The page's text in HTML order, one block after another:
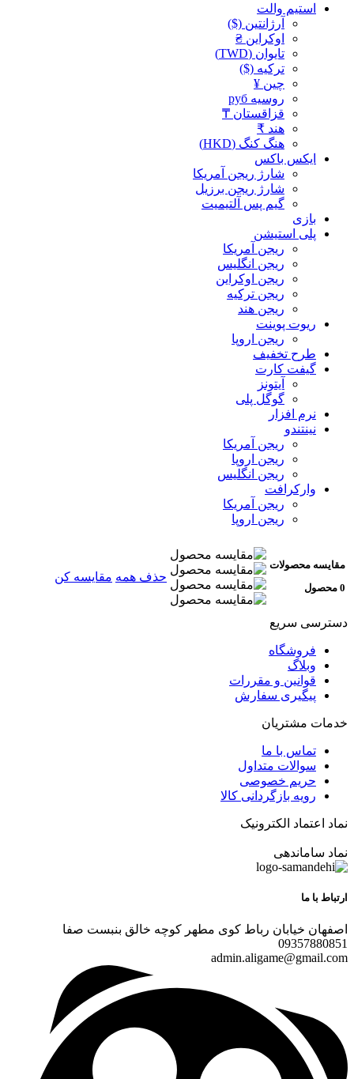
استیم والت
آرژانتین ($)
اوکراین ₴
تایوان (TWD)
ترکیه ($)
چین ¥
روسیه руб
قزاقستان ₸
هند ₹
هنگ کنگ (HKD)
ایکس باکس
شارژ ریجن آمریکا
شارژ ریجن برزیل
گیم پس آلتیمیت
بازی
پلی استیشن
ریجن آمریکا
ریجن انگلیس
ریجن اوکراین
ریجن ترکیه
ریجن هند
ریوت پوینت
ریجن اروپا
طرح تخفیف
گیفت کارت
آیتونز
گوگل پلی
نرم افزار
نینتندو
ریجن آمریکا
ریجن اروپا
ریجن انگلیس
وارکرافت
ریجن آمریکا
ریجن اروپا
مقایسه محصولات
0 محصول
حذف همه مقایسه کن
دسترسی سریع
فروشگاه
وبلاگ
قوانین و مقررات
پیگیری سفارش
خدمات مشتریان
تماس با ما
سوالات متداول
حریم خصوصی
رویه بازگردانی کالا
نماد اعتماد الکترونیک
نماد ساماندهی
ارتباط با ما
اصفهان خیابان رباط کوی مطهر کوچه خالق بنبست صفا
09357880851
admin.aligame@gmail.com